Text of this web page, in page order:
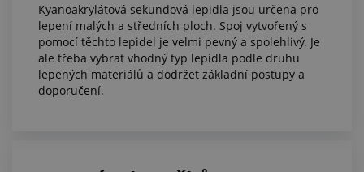
Kyanoakrylátová sekundová lepidla jsou určena pro
lepení malých a středních ploch. Spoj vytvořený s
pomocí těchto lepidel je velmi pevný a spolehlivý. Je
ale třeba vybrat vhodný typ lepidla podle druhu
lepených materiálů a dodržet základní postupy a
doporučení.